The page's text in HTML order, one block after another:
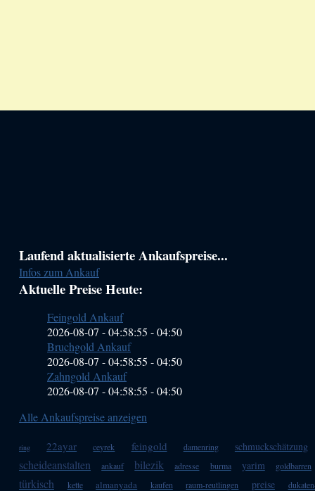
Haupt-
Sidebar
(Primary)
Laufend aktualisierte Ankaufspreise...
Infos zum Ankauf
Aktuelle Preise Heute:
Feingold Ankauf
2026-08-07 - 04:58:55 -04:50
Bruchgold Ankauf
2026-08-07 - 04:58:55 -04:50
Zahngold Ankauf
2026-08-07 - 04:58:55 -04:50
Alle Ankaufspreise anzeigen
ring 22ayar ceyrek feingold damenring schmuckschätzung
scheideanstalten ankauf bilezik adresse burma yarim goldbarren
türkisch kette almanyada kaufen raum-reutlingen preise